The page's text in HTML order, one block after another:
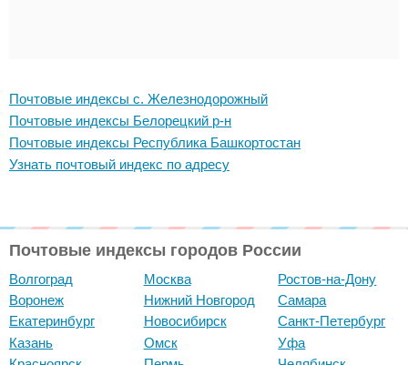
Почтовые индексы с. Железнодорожный
Почтовые индексы Белорецкий р-н
Почтовые индексы Республика Башкортостан
Узнать почтовый индекс по адресу
Почтовые индексы городов России
Волгоград
Воронеж
Екатеринбург
Казань
Москва
Нижний Новгород
Новосибирск
Омск
Ростов-на-Дону
Самара
Санкт-Петербург
Уфа